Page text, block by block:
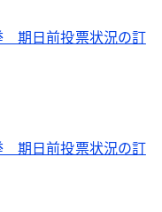
期日前投票状況の訂
期日前投票状況の訂